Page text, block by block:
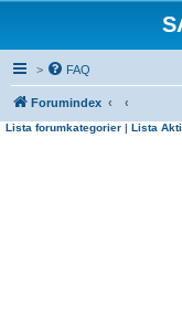
> FAQ
Forumindex
Lista forumkategorier | Lista